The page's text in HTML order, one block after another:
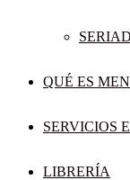
QUÉ ES
SERVICIOS
LIBRERÍA